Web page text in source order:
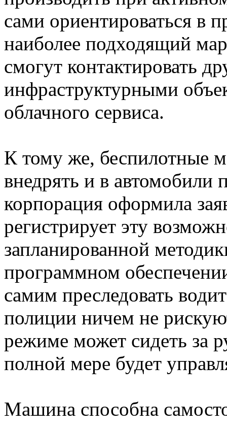
сами ориентироваться в
наиболее подходящий
смогут контактировать
инфраструктурными
облачного сервиса.
К тому же, беспилотные
внедрять и в автомобили
корпорация оформила
регистрирует эту
запланированной
программном
самим преследовать
полиции ничем не
режиме может сидеть за
полной мере будет
Машина способна